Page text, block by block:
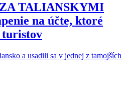
TALIANSKYMI
na účte, ktoré
turistov
a usadili sa v jednej z tamojších